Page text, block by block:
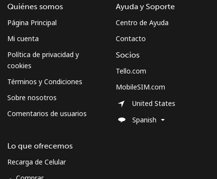
Quiénes somos
Página Principal
Mi cuenta
Política de privacidad y
cookies
Términos y Condiciones
Sobre nosotros
Comentarios de usuarios
Lo que ofrecemos
Recarga de Celular
Ayuda y Soporte
Centro de Ayuda
Contacto
Socios
Tello.com
MobileSIM.com
United States
Spanish